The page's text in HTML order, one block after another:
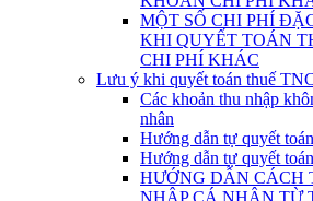
MỘT SỐ CHI PHÍ
KHI QUYẾT TOÁN
CHI PHÍ KHÁC
Lưu ý khi quyết toán thuế
Các khoản thu nhập
nhân
Hướng dẫn tự quyết
Hướng dẫn tự quyết
HƯỚNG DẪN CÁCH